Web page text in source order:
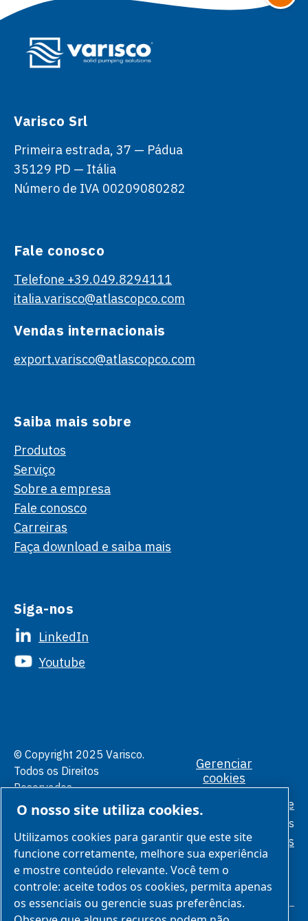
Varisco Srl
Primeira estrada, 37 — Pádua
35129 PD — Itália
Número de IVA 00209080282
Fale conosco
Telefone +39.049.8294111
italia.varisco@atlascopco.com
Vendas internacionais
export.varisco@atlascopco.com
Saiba mais sobre
Produtos
Serviço
Sobre a empresa
Fale conosco
Carreiras
Faça download e saiba mais
Siga-nos
LinkedIn
Youtube
© Copyright 2025 Varisco.
Todos os Direitos
Reservados.
Gerenciar
cookies
Política de Privacidade
Gerais
Padrões Éticos
O nosso site utiliza cookies.
Utilizamos cookies para garantir que este site
funcione corretamente, melhore sua experiência
e mostre conteúdo relevante. Você tem o
controle: aceite todos os cookies, permita apenas
os essenciais ou gerencie suas preferências.